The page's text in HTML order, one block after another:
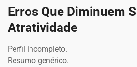
Erros Que Diminuem
Atratividade
Perfil incompleto.
Resumo genérico.